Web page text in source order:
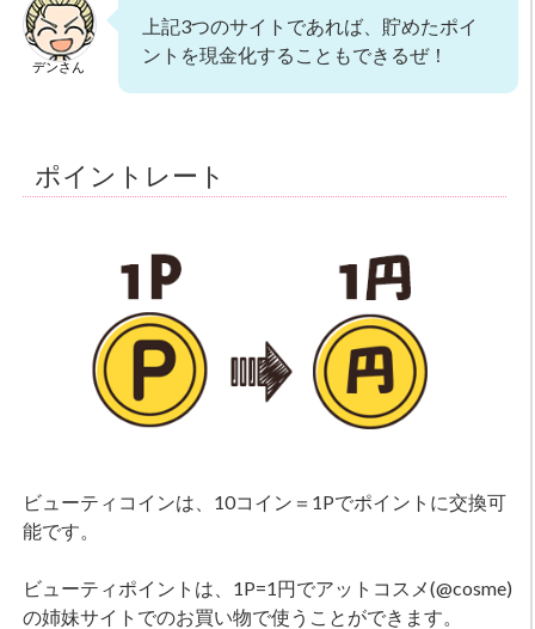
デンさん
上記3つのサイトであれば、貯めたポイ
ントを現金化することもできるぜ！
ポイントレート
ビューティコインは、10コイン＝1Pでポイントに交換可
能です。
ビューティポイントは、1P=1円でアットコスメ(@cosme)
の姉妹サイトでのお買い物で使うことができます。